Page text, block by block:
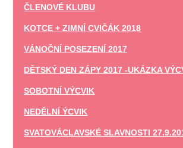
ČLENOVÉ KLUBU
KOTCE + ZIMNÍ CVIČÁK 2018
VÁNOČNÍ POSEZENÍ 2017
DĚTSKÝ DEN ZÁPY 2017 -UKÁZKA
SOBOTNÍ VÝCVIK
NEDĚLNÍ ÝCVIK
SVATOVÁCLAVSKÉ SLAVNOSTI